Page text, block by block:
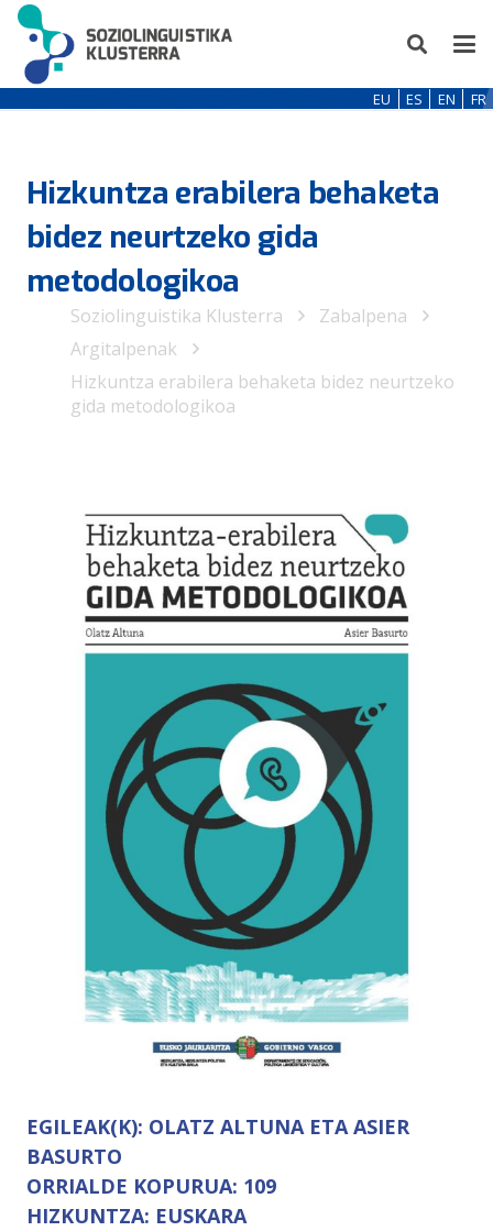
EU ES EN FR
Hizkuntza erabilera behaketa
bidez neurtzeko gida
metodologikoa
Soziolinguistika Klusterra
Zabalpena
Argitalpenak
Hizkuntza erabilera behaketa bidez neurtzeko
gida metodologikoa
EGILEAK(K): OLATZ ALTUNA ETA ASIER
BASURTO
ORRIALDE KOPURUA: 109
HIZKUNTZA: EUSKARA